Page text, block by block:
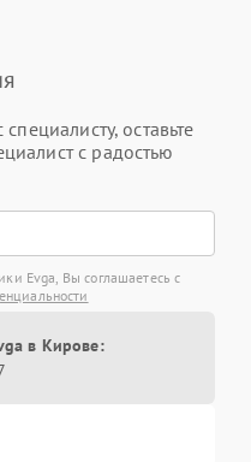
оставьте
с радостью
Evga, Вы соглашаетесь с
в Кирове: